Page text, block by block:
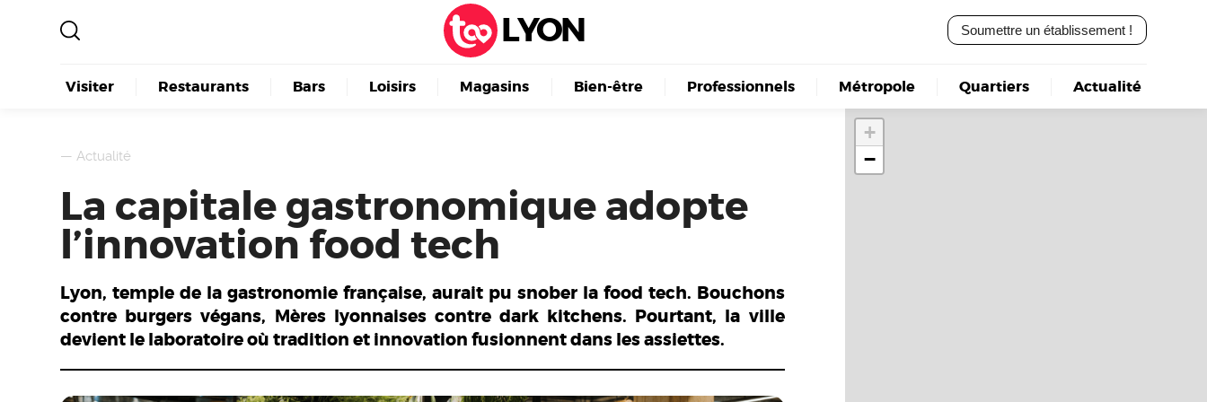
LYON Soumettre un établissement !
Visiter Restaurants Bars Loisirs Magasins Bien-être Professionnels Métropole Quartiers Actualité
—Actualité
La capitale gastronomique adopte
l’innovation food tech
Lyon, temple de la gastronomie française, aurait pu snober la food tech. Bouchons
contre burgers végans, Mères lyonnaises contre dark kitchens. Pourtant, la ville
devient le laboratoire où tradition et innovation fusionnent dans les assiettes.
+
−